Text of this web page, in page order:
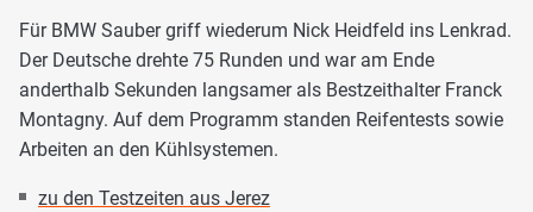
Für BMW Sauber griff wiederum Nick Heidfeld ins Lenkrad.
Der Deutsche drehte 75 Runden und war am Ende
anderthalb Sekunden langsamer als Bestzeithalter Franck
Montagny. Auf dem Programm standen Reifentests sowie
Arbeiten an den Kühlsystemen.
zu den Testzeiten aus Jerez